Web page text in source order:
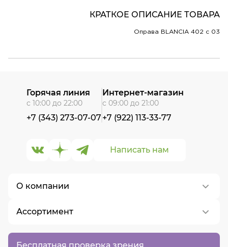
КРАТКОЕ ОПИСАНИЕ ТОВАРА
Оправа BLANCIA 402 c 03
Бесплатная проверка зрения
О компании
О нас
Контакты
Ассортимент
Написать нам
Горячая линия
с 10:00 до 22:00
+7 (343) 273-07-07
Интернет-магазин
с 09:00 до 21:00
+7 (922) 113-33-77